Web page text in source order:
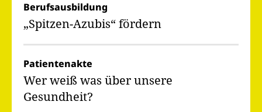
Berufsausbildung
„Spitzen-Azubis“ fördern
Patientenakte
Wer weiß was über unsere
Gesundheit?